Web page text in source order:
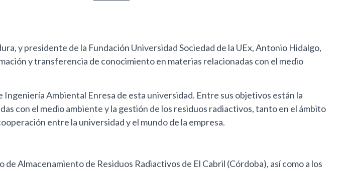
y presidente de la Fundación Universidad Sociedad de la UEx, Antonio Hidalgo,
y transferencia de conocimiento en materias relacionadas con el medio
Ambiental Enresa de esta universidad. Entre sus objetivos están la
con el medio ambiente y la gestión de los residuos radiactivos, tanto en el ámbito
entre la universidad y el mundo de la empresa.
Almacenamiento de Residuos Radiactivos de El Cabril (Córdoba), así como a los